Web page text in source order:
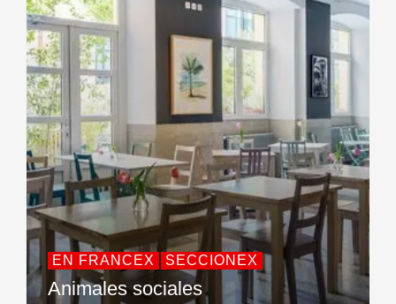
EN FRANCEX SECCIONEX
Animales sociales